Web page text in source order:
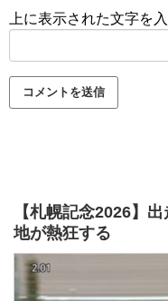
上に表示された文字を
【札幌記念2026】
地が熱狂する